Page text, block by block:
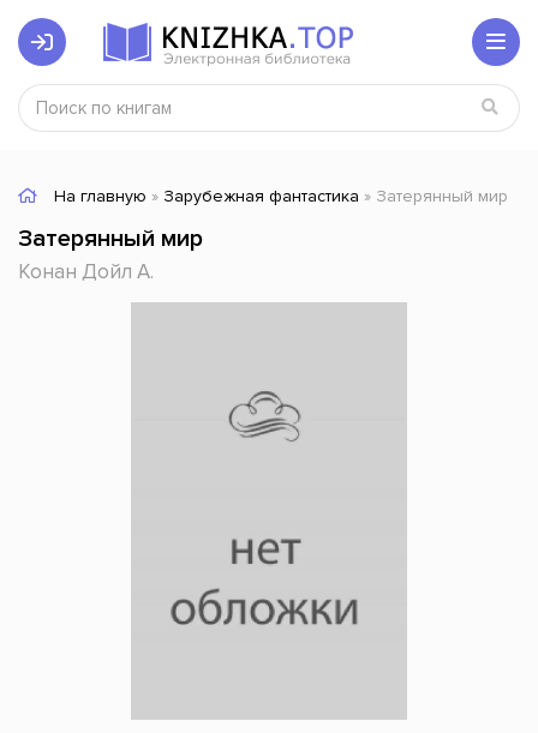
На главную » Зарубежная фантастика » Затерянный мир
Затерянный мир
Конан Дойл А.